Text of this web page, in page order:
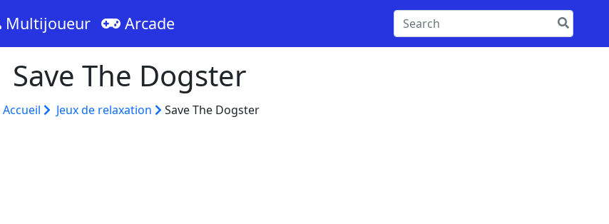
Multijoueur Arcade
Save The Dogster
Accueil Jeux de relaxation Save The Dogster